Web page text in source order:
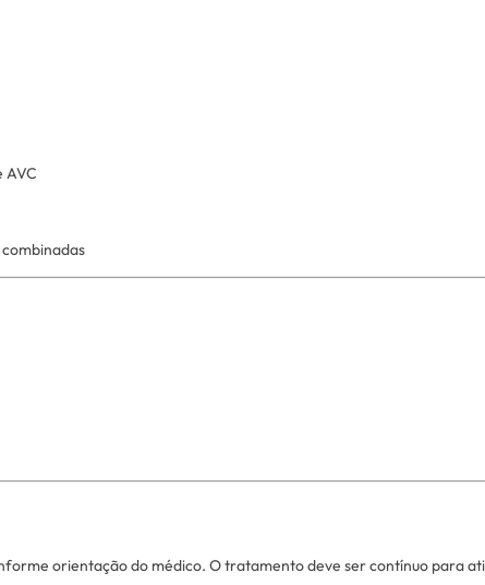
AVC
orientação do médico. O tratamento deve ser contínuo para